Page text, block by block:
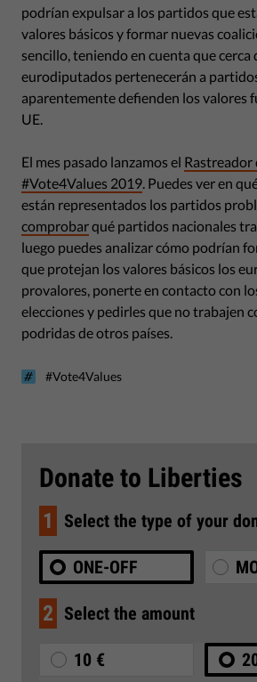
podrían expulsar a los partidos que
valores básicos y formar nuevas
sencillo, teniendo en cuenta que cerca
eurodiputados pertenecerán a
aparentemente defienden los valores
UE.
El mes pasado lanzamos el Rastreador
#Vote4Values 2019. Puedes ver en
están representados los partidos
comprobarqué partidos nacionales
luego puedes analizar cómo podrían
que protejan los valores básicos los
provalores, ponerte en contacto con
elecciones y pedirles que no trabajen
podridas de otros países.
#Vote4Values
Donate to Liberties
1 Select the type of your
ONE-OFF
2 Select the amount
10 €